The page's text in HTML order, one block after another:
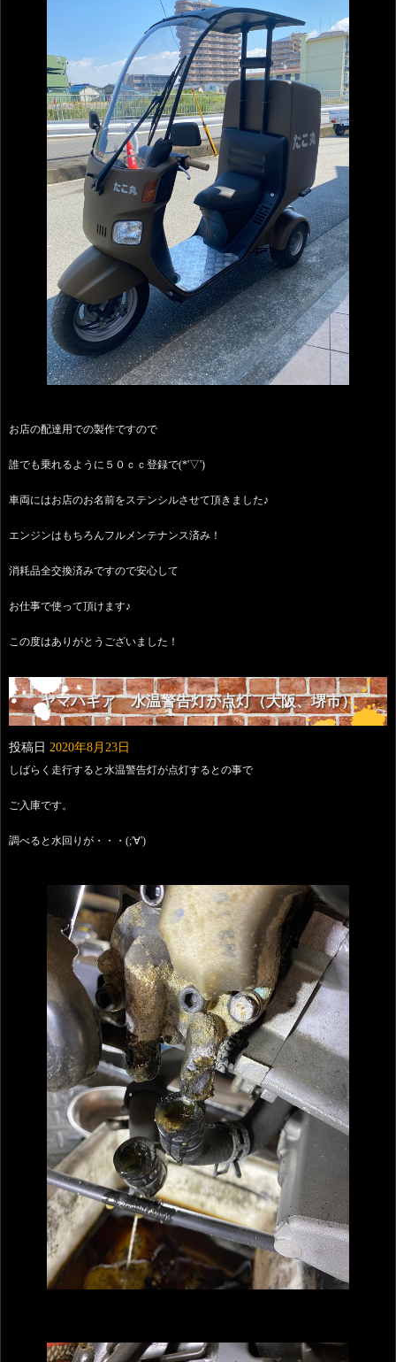
お店の配達用での製作ですので
誰でも乗れるように５０ｃｃ登録で(*'▽')
車両にはお店のお名前をステンシルさせて頂きました♪
エンジンはもちろんフルメンテナンス済み！
消耗品全交換済みですので安心して
お仕事で使って頂けます♪
この度はありがとうございました！
ヤマハギア 水温警告灯が点灯（大阪、堺市）
投稿日 2020年8月23日
しばらく走行すると水温警告灯が点灯するとの事で
ご入庫です。
調べると水回りが・・・(;'∀')